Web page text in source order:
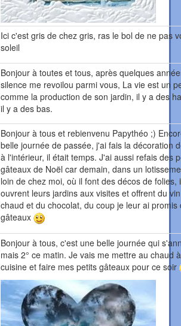
Ici c'est gris de chez gris, ras le bol de ne pas
soleil
Bonjour à toutes et tous, après quelques
silence me revoilou parmi vous, La vie est un
comme la production de son jardin, il y a des
il y a des bas.
Bonjour à tous et rebienvenu Papythéo ;)
belle journée de passée, j'ai fais la décoration
à l'intérieur, il était temps. J'ai aussi refais des
gâteaux de Noël car demain, dans un
loin de chez moi, où il font des décos de folies,
ouvrent leurs jardins aux visites et offrent du vin
chaud et du chocolat, du coup je leur ai promis
gâteaux
Bonjour à tous, c'est une belle journée qui
mais 2° ce matin. Je vais me mettre au chaud
cuisine et faire mes petits gâteaux pour ce soir